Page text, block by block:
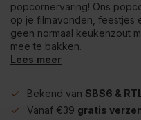
popcornervaring! Ons
op je filmavonden, feestjes
geen normaal keukenzout
mee te bakken.
Lees meer
Bekend van SBS6 &
Vanaf €39 gratis